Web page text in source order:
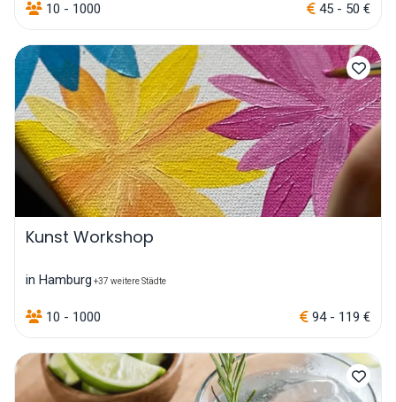
10 - 1000 45 - 50 €
Kunst Workshop
in Hamburg +37 weitere Städte
10 - 1000 94 - 119 €